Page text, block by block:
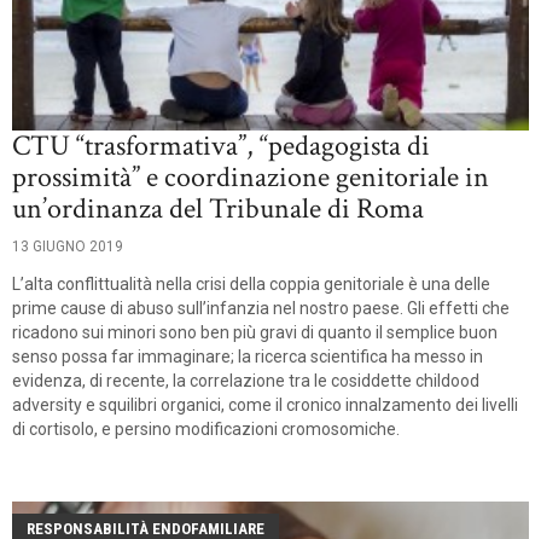
CTU “trasformativa”, “pedagogista di
prossimità” e coordinazione genitoriale in
un’ordinanza del Tribunale di Roma
13 GIUGNO 2019
L’alta conflittualità nella crisi della coppia genitoriale è una delle
prime cause di abuso sull’infanzia nel nostro paese. Gli effetti che
ricadono sui minori sono ben più gravi di quanto il semplice buon
senso possa far immaginare; la ricerca scientifica ha messo in
evidenza, di recente, la correlazione tra le cosiddette childood
adversity e squilibri organici, come il cronico innalzamento dei livelli
di cortisolo, e persino modificazioni cromosomiche.
RESPONSABILITÀ ENDOFAMILIARE